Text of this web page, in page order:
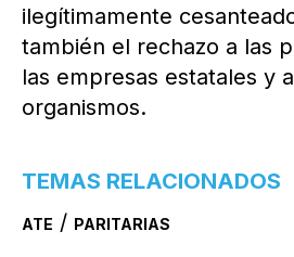
ilegítimamente
también el rechazo a las
las empresas estatales y
organismos.
TEMAS RELACIONADOS
ATE / PARITARIAS